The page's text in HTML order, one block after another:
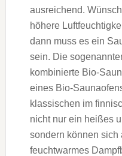
ausreichend.
höhere
dann muss es ein
sein. Die
kombinierte Bio-
eines Bio-
klassischen im
nicht nur ein heißes
sondern können
feuchtwarmes